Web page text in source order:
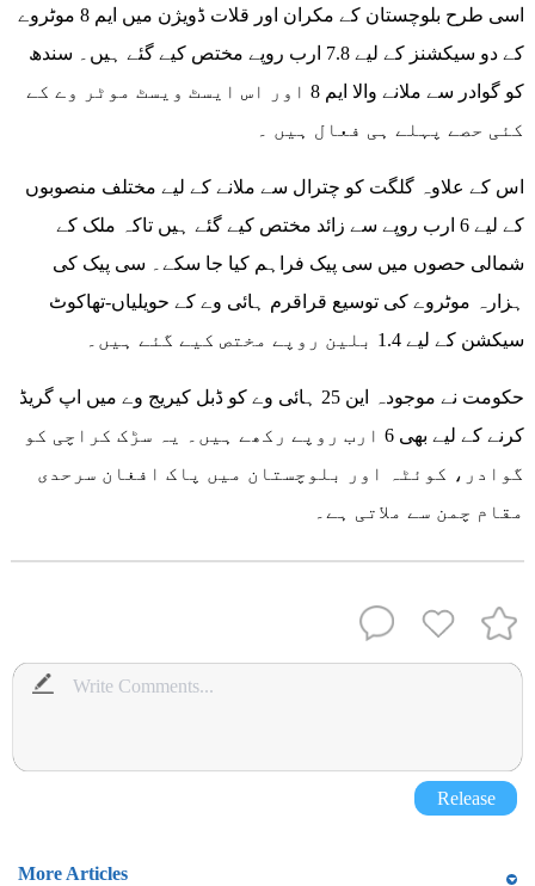
اسی طرح بلوچستان کے مکران اور قلات ڈویژن میں ایم 8 موٹروے
کے دو سیکشنز کے لیے 7.8 ارب روپے مختص کیے گئے ہیں۔ سندھ
کو گوادر سے ملانے والا ایم 8 اور اس ایسٹ ویسٹ موٹر وے کے
کئی حصے پہلے ہی فعال ہیں ۔
اس کے علاوہ گلگت کو چترال سے ملانے کے لیے مختلف منصوبوں
کے لیے 6 ارب روپے سے زائد مختص کیے گئے ہیں تاکہ ملک کے
شمالی حصوں میں سی پیک فراہم کیا جا سکے۔ سی پیک کی
ہزارہ موٹروے کی توسیع قراقرم ہائی وے کے حویلیاں-تھاکوٹ
سیکشن کے لیے 1.4 بلین روپے مختص کیے گئے ہیں۔
حکومت نے موجودہ این 25 ہائی وے کو ڈبل کیریج وے میں اپ گریڈ
کرنے کے لیے بھی 6 ارب روپے رکھے ہیں۔ یہ سڑک کراچی کو
گوادر، کوئٹہ اور بلوچستان میں پاک افغان سرحدی
مقام چمن سے ملاتی ہے۔
Release
More Articles